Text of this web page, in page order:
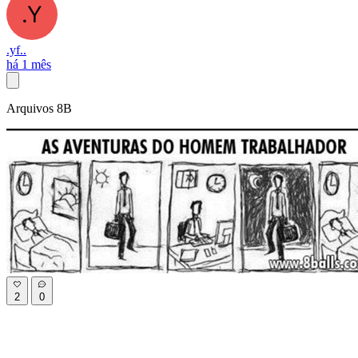
.yf..
há 1 mês
Arquivos 8B
2 0